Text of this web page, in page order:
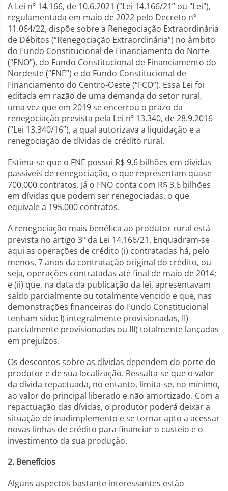
A Lei nº 14.166, de 10.6.2021 (“Lei 14.166/21” ou "Lei"),
regulamentada em maio de 2022 pelo Decreto nº
11.064/22, dispõe sobre a Renegociação Extraordinária
de Débitos (“Renegociação Extraordinária”) no âmbito
do Fundo Constitucional de Financiamento do Norte
(“FNO”), do Fundo Constitucional de Financiamento do
Nordeste (“FNE”) e do Fundo Constitucional de
Financiamento do Centro-Oeste (“FCO”). Essa Lei foi
editada em razão de uma demanda do setor rural,
uma vez que em 2019 se encerrou o prazo da
renegociação prevista pela Lei nº 13.340, de 28.9.2016
(“Lei 13.340/16”), a qual autorizava a liquidação e a
renegociação de dívidas de crédito rural.
Estima-se que o FNE possui R$ 9,6 bilhões em dívidas
passíveis de renegociação, o que representam quase
700.000 contratos. Já o FNO conta com R$ 3,6 bilhões
em dívidas que podem ser renegociadas, o que
equivale a 195.000 contratos.
A renegociação mais benéfica ao produtor rural está
prevista no artigo 3º da Lei 14.166/21. Enquadram-se
aqui as operações de crédito (i) contratadas há, pelo
menos, 7 anos da contratação original do crédito, ou
seja, operações contratadas até final de maio de 2014;
e (ii) que, na data da publicação da lei, apresentavam
saldo parcialmente ou totalmente vencido e que, nas
demonstrações financeiras do Fundo Constitucional
tenham sido: I) integralmente provisionadas, II)
parcialmente provisionadas ou III) totalmente lançadas
em prejuízos.
Os descontos sobre as dívidas dependem do porte do
produtor e de sua localização. Ressalta-se que o valor
da dívida repactuada, no entanto, limita-se, no mínimo,
ao valor do principal liberado e não amortizado. Com a
repactuação das dívidas, o produtor poderá deixar a
situação de inadimplemento e se tornar apto a acessar
novas linhas de crédito para financiar o custeio e o
investimento da sua produção.
2. Benefícios
Alguns aspectos bastante interessantes estão